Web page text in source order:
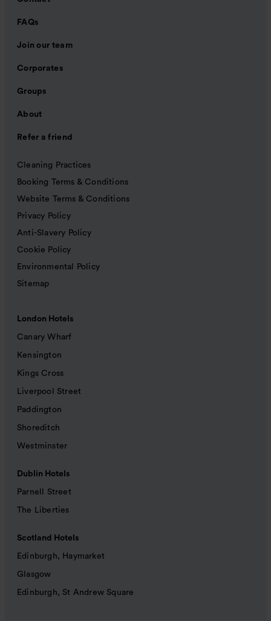
FAQs
Join our team
Corporates
Groups
About
Refer a friend
Cleaning Practices
Booking Terms & Conditions
Website Terms & Conditions
Privacy Policy
Anti-Slavery Policy
Cookie Policy
Environmental Policy
Sitemap
London Hotels
Canary Wharf
Kensington
Kings Cross
Liverpool Street
Paddington
Shoreditch
Westminster
Dublin Hotels
Parnell Street
The Liberties
Scotland Hotels
Edinburgh, Haymarket
Glasgow
Edinburgh, St Andrew Square